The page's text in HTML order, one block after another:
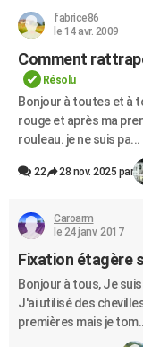
fabrice86
le 14 avr. 2009
Comment
Résolu
Bonjour à toutes et à
rouge et après ma
rouleau. je ne suis pa...
22 28 nov. 2025 par
Caroarm
le 24 janv. 2017
Fixation étagère
Bonjour à tous, Je
J'ai utilisé des
premières mais je